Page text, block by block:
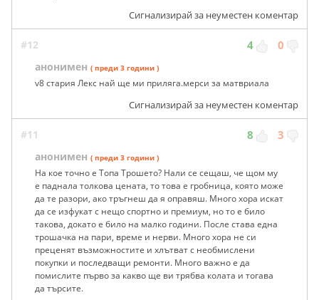
Сигнализирай за неуместен коментар
#12 4 0
анонимен ( преди 3 години )
v8 стария Лекс най ще ми приляга.мерси за матвриала
Сигнализирай за неуместен коментар
#11 8 3
анонимен ( преди 3 години )
На кое точно е Топа Трошето? Нали се сещаш, че щом му
е паднала толкова цената, то това е гробница, която може
да те разори, ако тръгнеш да я оправяш. Много хора искат
да се изфукат с нещо спортно и премиум, но то е било
такова, докато е било на малко години. После става една
трошачка на пари, време и нерви. Много хора не си
преценят възможностите и хлътват с необмислени
покупки и последващи ремонти. Много важно е да
помислите първо за какво ще ви трябва колата и тогава
да търсите.